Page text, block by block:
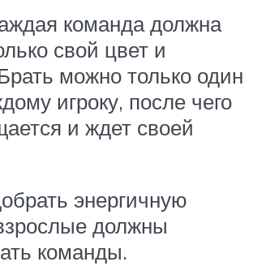
команда должна
свой цвет и
можно только один
игроку, после чего
и ждет своей
энергичную
должны
команды.